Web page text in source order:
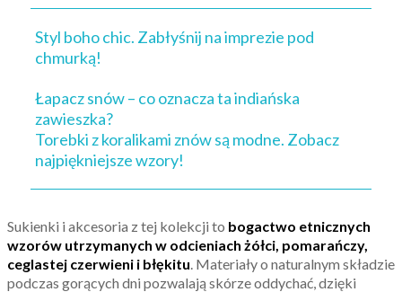
Styl boho chic. Zabłyśnij na imprezie pod
chmurką!
Łapacz snów – co oznacza ta indiańska
zawieszka?
Torebki z koralikami znów są modne. Zobacz
najpiękniejsze wzory!
Sukienki i akcesoria z tej kolekcji to bogactwo etnicznych
wzorów utrzymanych w odcieniach żółci, pomarańczy,
ceglastej czerwieni i błękitu. Materiały o naturalnym składzie
podczas gorących dni pozwalają skórze oddychać, dzięki